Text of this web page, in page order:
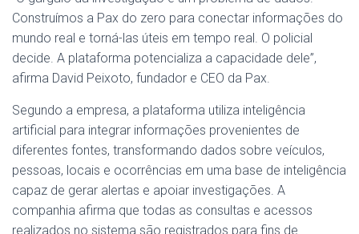
Construímos a Pax do zero para conectar informações do
mundo real e torná-las úteis em tempo real. O policial
decide. A plataforma potencializa a capacidade dele”,
afirma David Peixoto, fundador e CEO da Pax.
Segundo a empresa, a plataforma utiliza inteligência
artificial para integrar informações provenientes de
diferentes fontes, transformando dados sobre veículos,
pessoas, locais e ocorrências em uma base de inteligência
capaz de gerar alertas e apoiar investigações. A
companhia afirma que todas as consultas e acessos
realizados no sistema são registrados para fins de